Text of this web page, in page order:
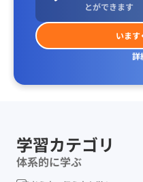
とができます
います
詳
学習カテゴリ
体系的に学ぶ